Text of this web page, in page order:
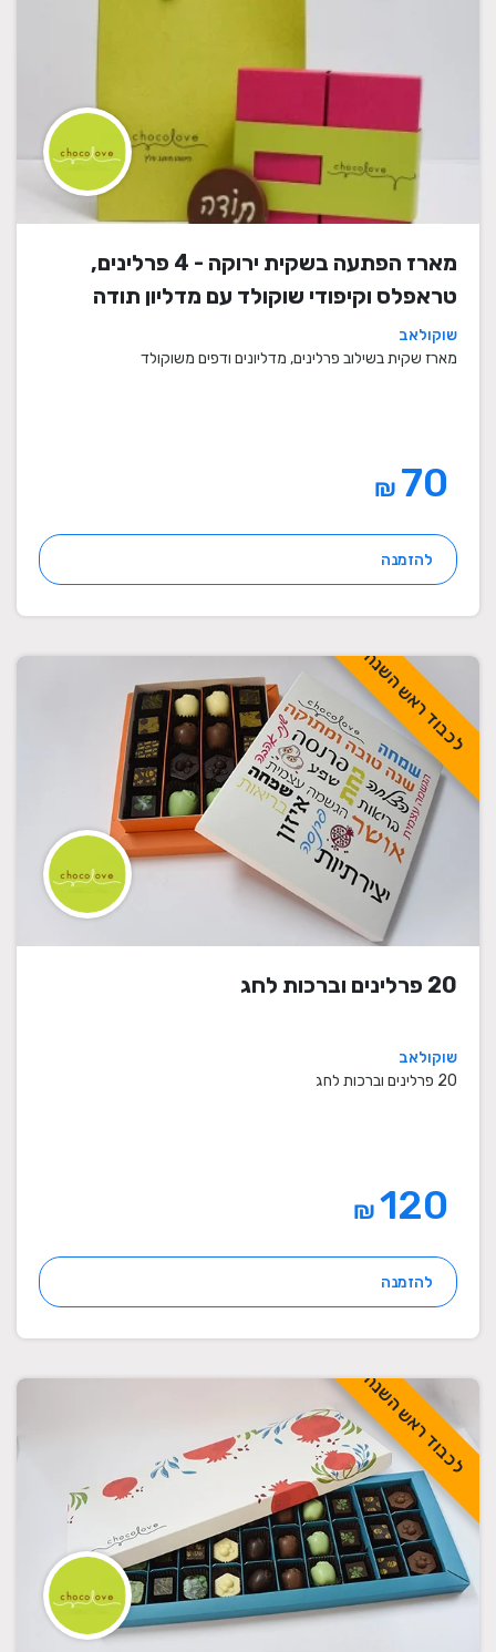
מארז הפתעה בשקית ירוקה - 4 פרלינים,
טראפלס וקיפודי שוקולד עם מדליון תודה
שוקולאב
מארז שקית בשילוב פרלינים, מדליונים ודפים משוקולד
₪
להזמנה
לכבוד ראש השנה
20 פרלינים וברכות לחג
שוקולאב
20 פרלינים וברכות לחג
₪
להזמנה
לכבוד ראש השנה